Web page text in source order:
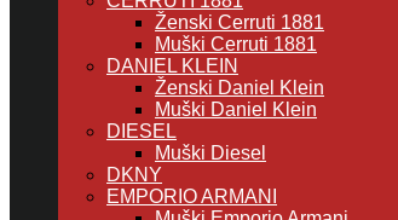
Ženski Cerruti 1881
Muški Cerruti 1881
DANIEL KLEIN
Ženski Daniel Klein
Muški Daniel Klein
DIESEL
Muški Diesel
DKNY
EMPORIO ARMANI